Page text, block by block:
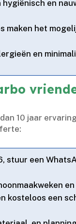
en
maken het
en
10 jaar
stuur een
kosteloos een